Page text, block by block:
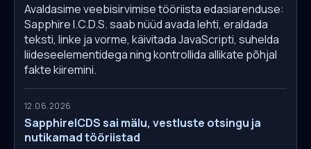
Avaldasime veebisirvimise tööriista edasiarenduse:
Sapphire I.C.D.S. saab nüüd avada lehti, eraldada
teksti, linke ja vorme, käivitada JavaScripti, suhelda
liideseelementidega ning kontrollida allikate põhjal
fakte kiiremini.
12.06.2026
SapphireICDS sai mälu, vestluste otsingu ja
nutikamad tööriistad